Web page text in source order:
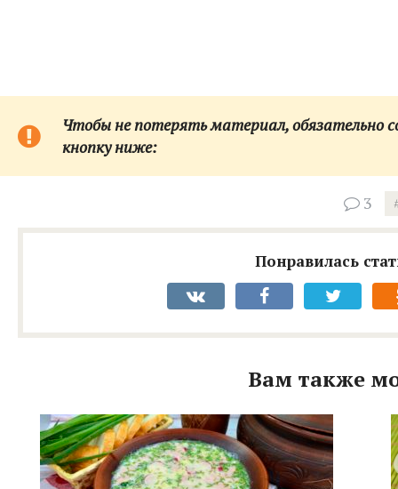
Чтобы не потерять материал, обязательно
кнопку ниже:
3
Понравилась
Вам также